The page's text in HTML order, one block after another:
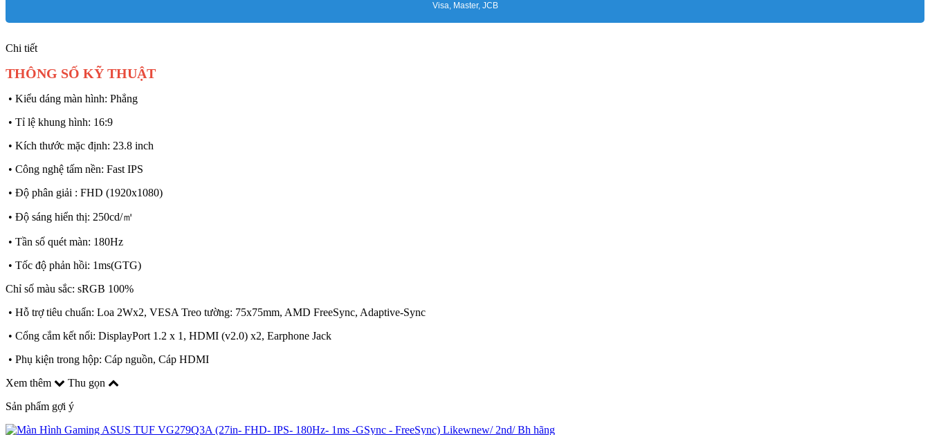
Visa, Master, JCB
Chi tiết
THÔNG SỐ KỸ THUẬT
• Kiểu dáng màn hình: Phẳng
• Tỉ lệ khung hình: 16:9
• Kích thước mặc định: 23.8 inch
• Công nghệ tấm nền: Fast IPS
• Độ phân giải : FHD (1920x1080)
• Độ sáng hiển thị: 250cd/㎡
• Tần số quét màn: 180Hz
• Tốc độ phản hồi: 1ms(GTG)
Chỉ số màu sắc: sRGB 100%
• Hỗ trợ tiêu chuẩn: Loa 2Wx2, VESA Treo tường: 75x75mm, AMD FreeSync, Adaptive-Sync
• Cổng cắm kết nối: DisplayPort 1.2 x 1, HDMI (v2.0) x2, Earphone Jack
• Phụ kiện trong hộp: Cáp nguồn, Cáp HDMI
Xem thêm
Thu gọn
Sản phẩm gợi ý